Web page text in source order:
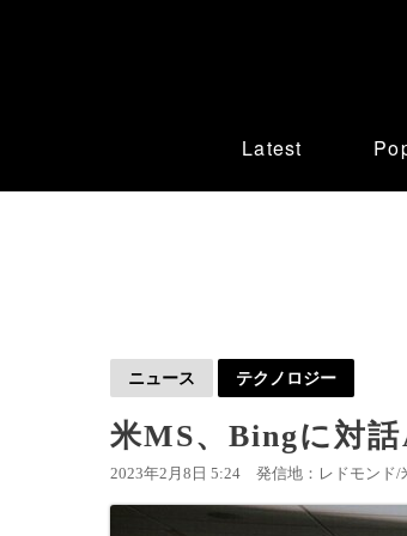
Latest
ニュース テクノロジー
米MS、Bingに対
2023年2月8日 5:24 発信地：レドモンド/